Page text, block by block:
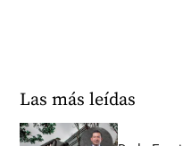
Las más leídas